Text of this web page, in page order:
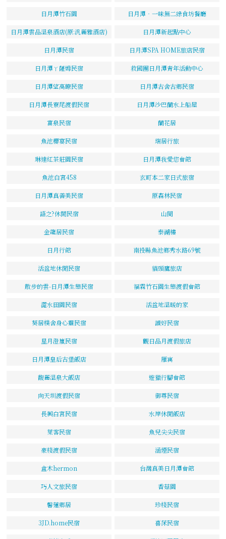
日月潭竹石園 日月潭‧一味無二綠食坊餐廳
日月潭雲品溫泉酒店(原:汎麗雅酒店) 日月潭新起點中心
日月潭民宿 日月潭SPA HOME旅店民宿
日月潭ㄚ薩姆民宿 救國團日月潭青年活動中心
日月潭望高瞭民宿 日月潭古舍古鄉民宿
日月潭長寮尾渡假民宿 日月潭沙巴蘭水上船屋
富泉民宿 蘭花居
魚池櫻宴民宿 瑞居行旅
琳達紅茶莊園民宿 日月潭我愛您會館
魚池白宮458 玄町本二家日式旅宿
日月潭真善美民宿 原森林民宿
語之?休閒民宿 山閱
金龍居民宿 泰湖樓
日月行館 南投縣魚池鄉秀水路69號
活盆地休閒民宿 貓頭鷹旅店
散步的雲-日月潭生態民宿 福霖竹石園生態渡假會館
澀水田園民宿 活盆地溫暖的家
葵居樸舍身心靈民宿 讀好民宿
星月澄嵐民宿 觀日品月渡假旅店
日月潭皇后古堡飯店 雁寓
馥麗溫泉大飯店 遊獵行腳會館
向天圳渡假民宿 御尊民宿
長興白宮民宿 水岸休閒飯店
萊客民宿 魚兒尖尖民宿
豪棧渡假民宿 涵煙民宿
盒木hermon 台灣真美日月潭會館
巧人文旅民宿 香菇園
馨蓮鄉居 珍棧民宿
3JD.home民宿 喜莯民宿